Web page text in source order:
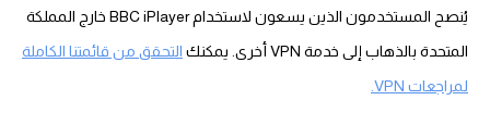
يُنصح المستخدمون الذين يسعون لاستخدام BBC iPlayer خارج المملكة
المتحدة بالذهاب إلى خدمة VPN أخرى. يمكنك
التحقق من قائمتنا الكاملة
لمراجعات VPN.